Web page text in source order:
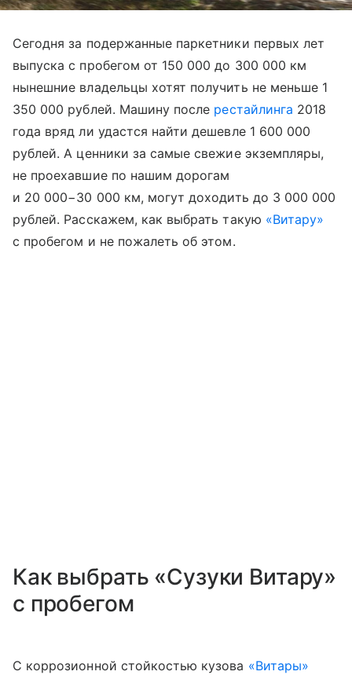
Сегодня за подержанные паркетники первых лет
выпуска с пробегом от 150 000 до 300 000 км
нынешние владельцы хотят получить не меньше 1
350 000 рублей. Машину после рестайлинга 2018
года вряд ли удастся найти дешевле 1 600 000
рублей. А ценники за самые свежие экземпляры,
не проехавшие по нашим дорогам
и 20 000−30 000 км, могут доходить до 3 000 000
рублей. Расскажем, как выбрать такую «Витару»
с пробегом и не пожалеть об этом.
Как выбрать «Сузуки Витару»
c пробегом
С коррозионной стойкостью кузова «Витары»